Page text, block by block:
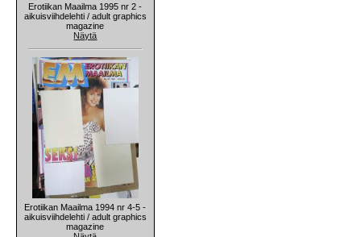
Erotiikan Maailma 1995 nr 2 -
aikuisviihdelehti / adult graphics
magazine
Näytä
Erotiikan Maailma 1994 nr 4-5 -
aikuisviihdelehti / adult graphics
magazine